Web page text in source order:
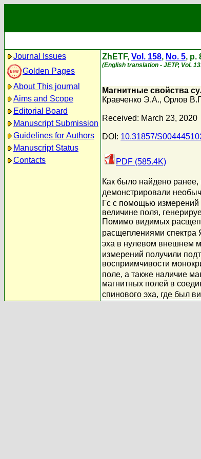
Journal Issues
Golden Pages
About This journal
Aims and Scope
Editorial Board
Manuscript Submission
Guidelines for Authors
Manuscript Status
Contacts
ZhETF, Vol. 158, No. 5, p.
(English translation - JETP, Vol.
Магнитные свойства
Кравченко Э.А., Орлов
Received: March 23, 2020
DOI: 10.31857/
PDF (585.4K)
Как было найдено
демонстрировали
Гс с помощью измерений
величине поля,
Помимо видимых
расщеплениями спектра
эха в нулевом внешнем
измерений получили
восприимчивости
поле, а также наличие
магнитных полей в
спинового эха, где был